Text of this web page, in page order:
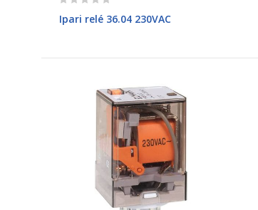
Ipari relé 36.04 230VAC